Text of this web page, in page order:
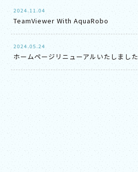
2024.11.04
TeamViewer With AquaRobo
2024.05.24
ホームページリニューアルいたしました